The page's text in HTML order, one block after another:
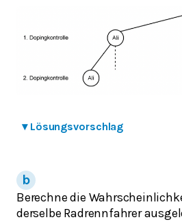
▾ Lösungsvorschlag
Berechne die
derselbe Radrennfahrer